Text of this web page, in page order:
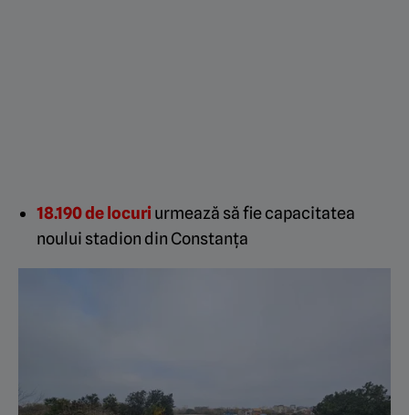
18.190 de locuriurmează să fie capacitatea
noului stadion din Constanța